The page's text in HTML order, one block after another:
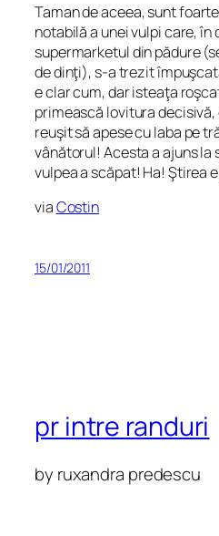
Taman de aceea, sunt
notabilă a unei vulpi care, în
supermarketul din pădure
de dinţi), s-a trezit
e clar cum, dar isteaţa
primească lovitura
reuşit să apese cu laba pe
vânătorul! Acesta a ajuns la
vulpea a scăpat! Ha! Ştirea e
viaCostin
15/01/2011
pr intre randuri
by ruxandra predescu